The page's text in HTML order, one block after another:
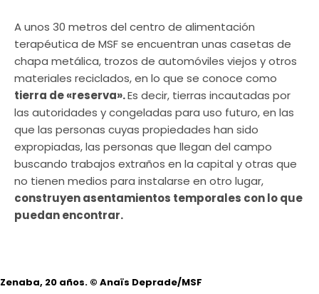
A unos 30 metros del centro de alimentación
terapéutica de MSF se encuentran unas casetas de
chapa metálica, trozos de automóviles viejos y otros
materiales reciclados, en lo que se conoce como
tierra de «reserva».Es decir, tierras incautadas por
las autoridades y congeladas para uso futuro, en las
que las personas cuyas propiedades han sido
expropiadas, las personas que llegan del campo
buscando trabajos extraños en la capital y otras que
no tienen medios para instalarse en otro lugar,
construyen asentamientos temporales con lo que
puedan encontrar.
Zenaba, 20 años. © Anaïs Deprade/MSF